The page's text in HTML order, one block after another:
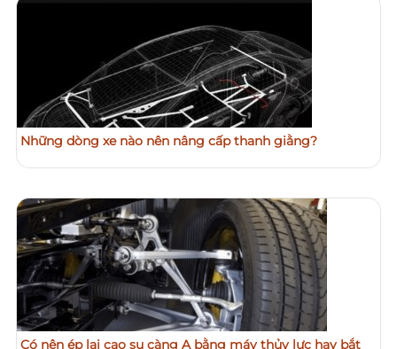
Những dòng xe nào nên nâng cấp thanh giằng?
Có nên ép lại cao su càng A bằng máy thủy lực hay bắt